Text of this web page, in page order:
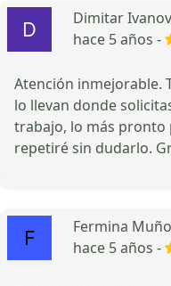
Dimitar Ivanov
hace 5 años -
Atención inmejorable.
lo llevan donde
trabajo, lo más pronto
repetiré sin dudarlo.
Fermina
hace 5 años -